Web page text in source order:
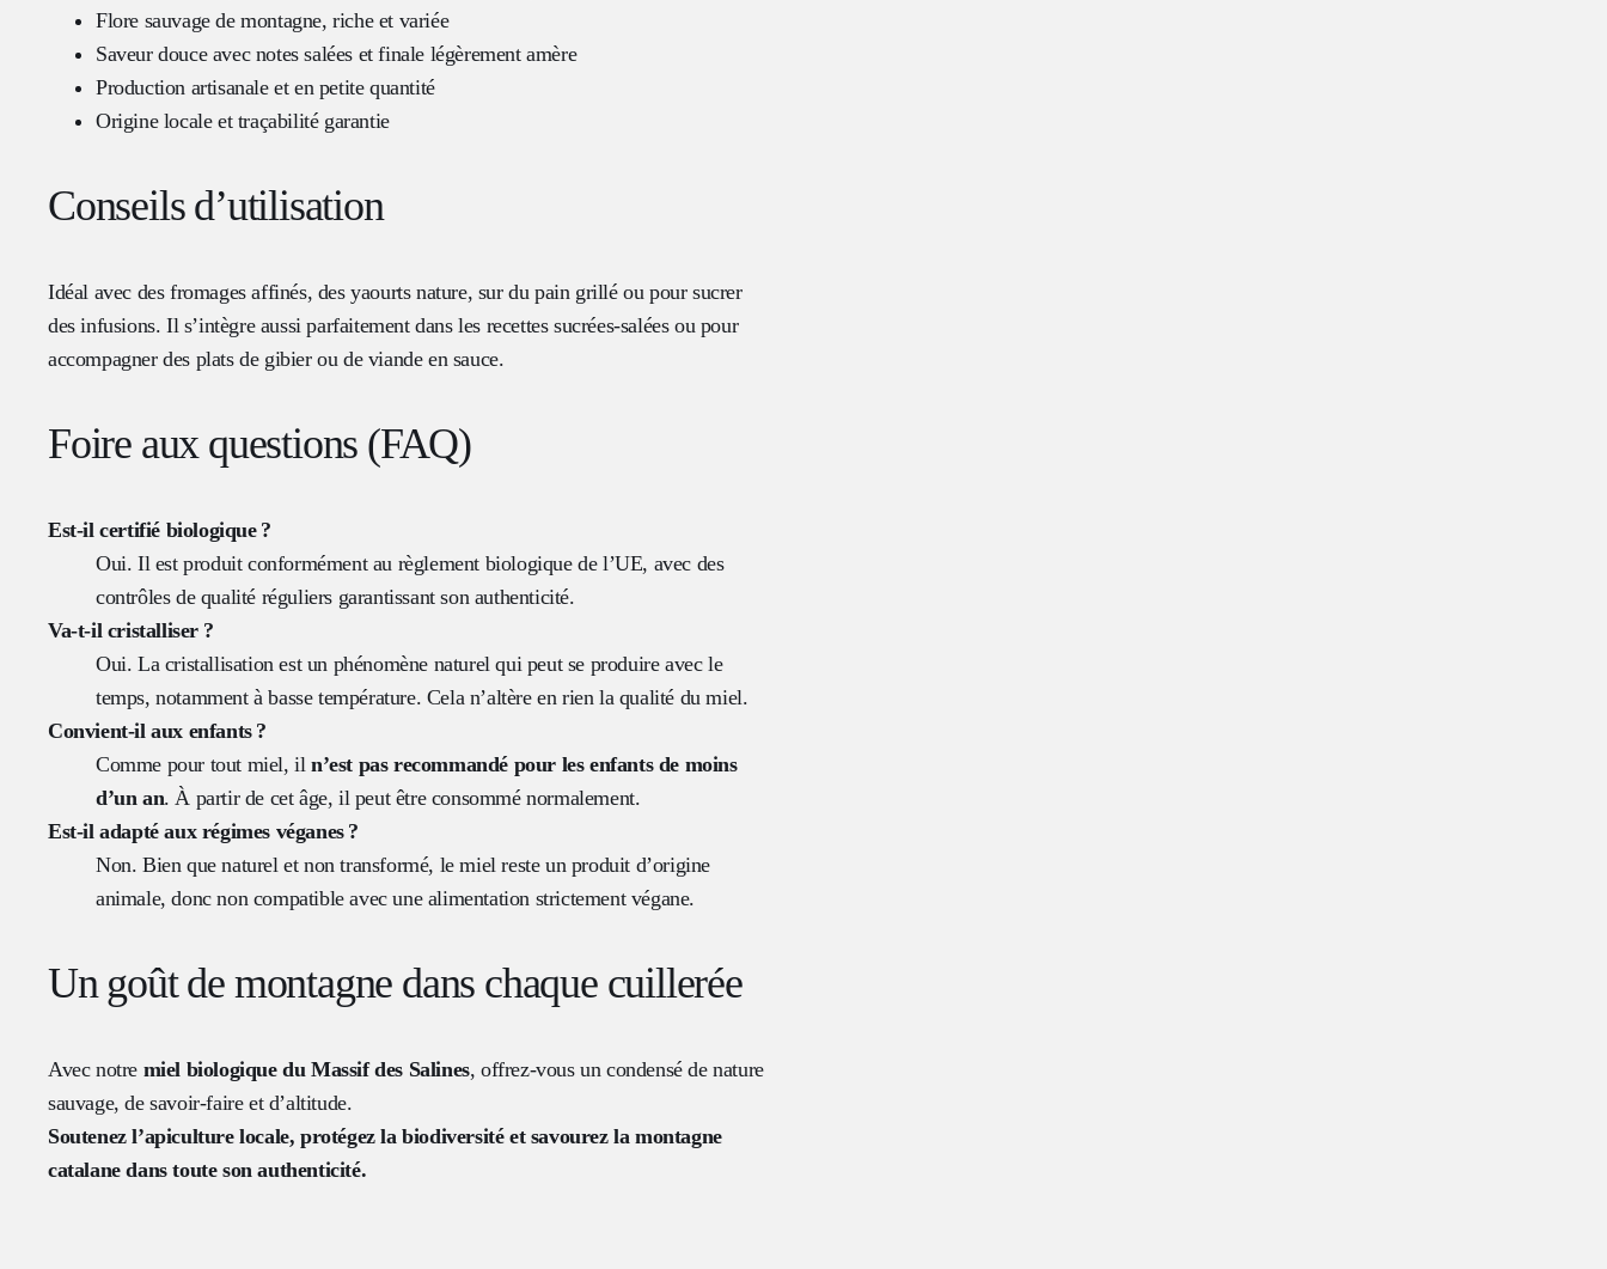
Flore sauvage de montagne, riche et variée
Saveur douce avec notes salées et finale légèrement amère
Production artisanale et en petite quantité
Origine locale et traçabilité garantie
Conseils d’utilisation
Idéal avec des fromages affinés, des yaourts nature, sur du pain grillé ou pour sucrer
des infusions. Il s’intègre aussi parfaitement dans les recettes sucrées-salées ou pour
accompagner des plats de gibier ou de viande en sauce.
Foire aux questions (FAQ)
Est-il certifié biologique ?
Oui. Il est produit conformément au règlement biologique de l’UE, avec des
contrôles de qualité réguliers garantissant son authenticité.
Va-t-il cristalliser ?
Oui. La cristallisation est un phénomène naturel qui peut se produire avec le
temps, notamment à basse température. Cela n’altère en rien la qualité du miel.
Convient-il aux enfants ?
Comme pour tout miel, il n’est pas recommandé pour les enfants de moins
d’un an. À partir de cet âge, il peut être consommé normalement.
Est-il adapté aux régimes véganes ?
Non. Bien que naturel et non transformé, le miel reste un produit d’origine
animale, donc non compatible avec une alimentation strictement végane.
Un goût de montagne dans chaque cuillerée
Avec notre miel biologique du Massif des Salines, offrez-vous un condensé de nature
sauvage, de savoir-faire et d’altitude.
Soutenez l’apiculture locale, protégez la biodiversité et savourez la montagne
catalane dans toute son authenticité.